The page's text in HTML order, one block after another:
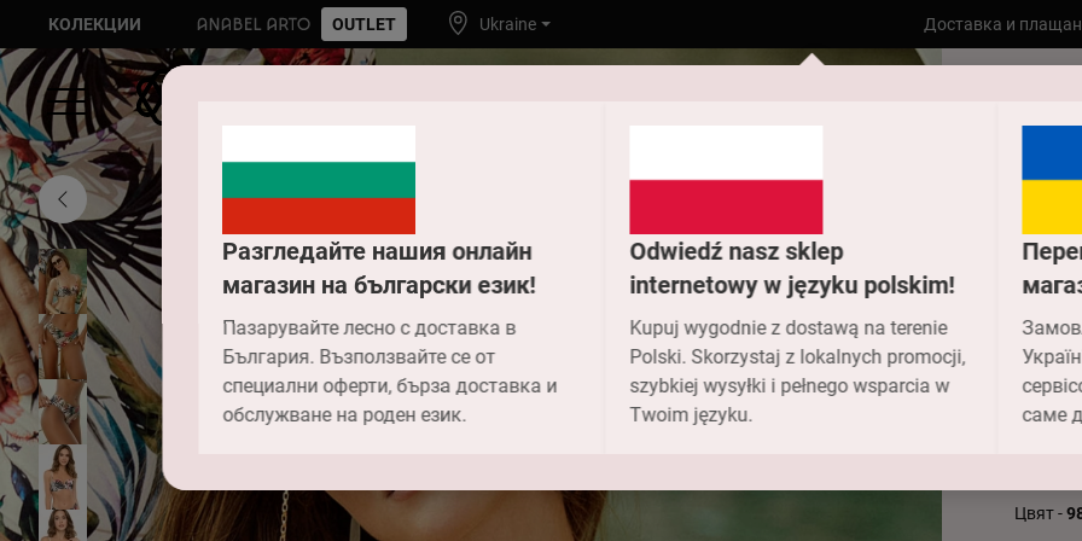
Разгледайте нашия онлайн
магазин на български език!
Пазарувайте лесно с доставка в
България. Възползвайте се от
специални оферти, бърза доставка и
обслужване на роден език.
Odwiedź nasz sklep
internetowy w języku polskim!
Kupuj wygodnie z dostawą na terenie
Polski. Skorzystaj z lokalnych promocji,
szybkiej wysyłki i pełnego wsparcia w
Twoim języku.
саме
КОЛЕКЦИИ OUTLET Ukraine Доставка и
Към
2
Цвят -